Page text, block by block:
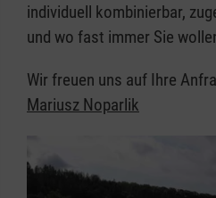
individuell kombinierbar,
und wo fast immer Sie
Wir freuen uns auf Ihre
Mariusz Noparlik